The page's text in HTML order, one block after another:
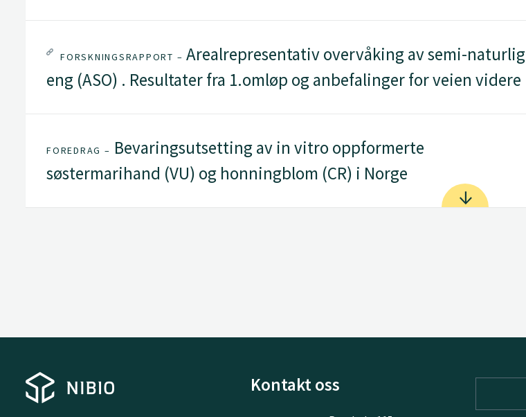
FORSKNINGSRAPPORT – Arealrepresentativ overvåking av semi-naturlig
eng (ASO) . Resultater fra 1.omløp og anbefalinger for veien videre
FOREDRAG – Bevaringsutsetting av in vitro oppformerte
søstermarihand (VU) og honningblom (CR) i Norge
Kontakt oss